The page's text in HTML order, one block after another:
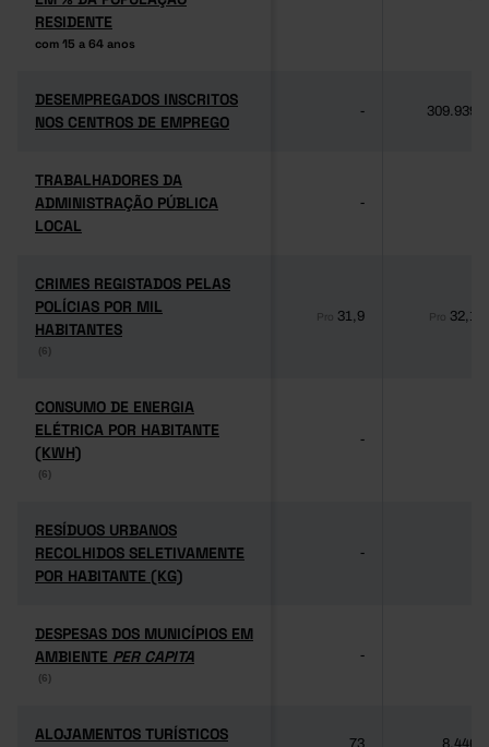
RESIDENTE
com 15 a 64 anos
RESIDENTE
com 15 a 64 anos
DESEMPREGADOS INSCRITOS
NOS CENTROS DE EMPREGO
DESEMPREGADOS INSCRITOS
NOS CENTROS DE EMPREGO
- 309.939
TRABALHADORES DA
ADMINISTRAÇÃO PÚBLICA
LOCAL
TRABALHADORES DA
ADMINISTRAÇÃO PÚBLICA
LOCAL
-
CRIMES REGISTADOS PELAS
POLÍCIAS POR MIL
HABITANTES
(6)
CRIMES REGISTADOS PELAS
POLÍCIAS POR MIL
HABITANTES
(6)
Pro 31,9 Pro 32,1
CONSUMO DE ENERGIA
ELÉTRICA POR HABITANTE
(KWH)
(6)
CONSUMO DE ENERGIA
ELÉTRICA POR HABITANTE
(KWH)
(6)
-
RESÍDUOS URBANOS
RECOLHIDOS SELETIVAMENTE
POR HABITANTE (KG)
RESÍDUOS URBANOS
RECOLHIDOS SELETIVAMENTE
POR HABITANTE (KG)
-
DESPESAS DOS MUNICÍPIOS EM
AMBIENTE PER CAPITA
(6)
DESPESAS DOS MUNICÍPIOS EM
AMBIENTE PER CAPITA
(6)
-
ALOJAMENTOS TURÍSTICOS
ALOJAMENTOS TURÍSTICOS 73 8.446